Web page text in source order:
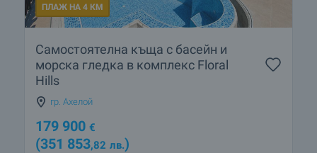
ПЛАЖ НА 4 КМ
Самостоятелна къща с басейн и
морска гледка в комплекс Floral
Hills
гр. Ахелой
179 900 €
(351 853,82 лв.)